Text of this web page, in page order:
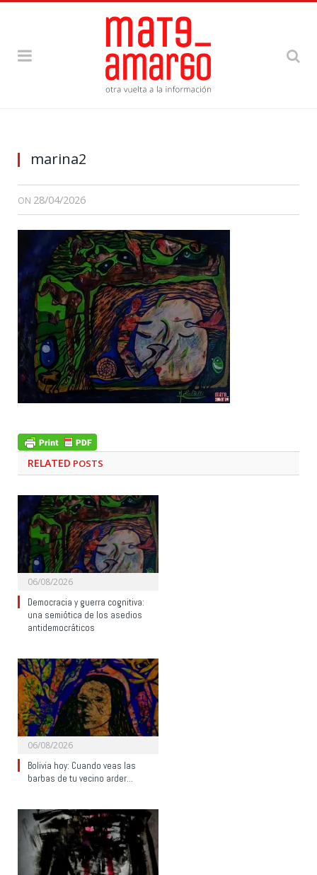
marina2
ON 28/04/2026
RELATED POSTS
06/08/2026
Democracia y guerra cognitiva:
una semiótica de los asedios
antidemocráticos
06/08/2026
Bolivia hoy: Cuando veas las
barbas de tu vecino arder…